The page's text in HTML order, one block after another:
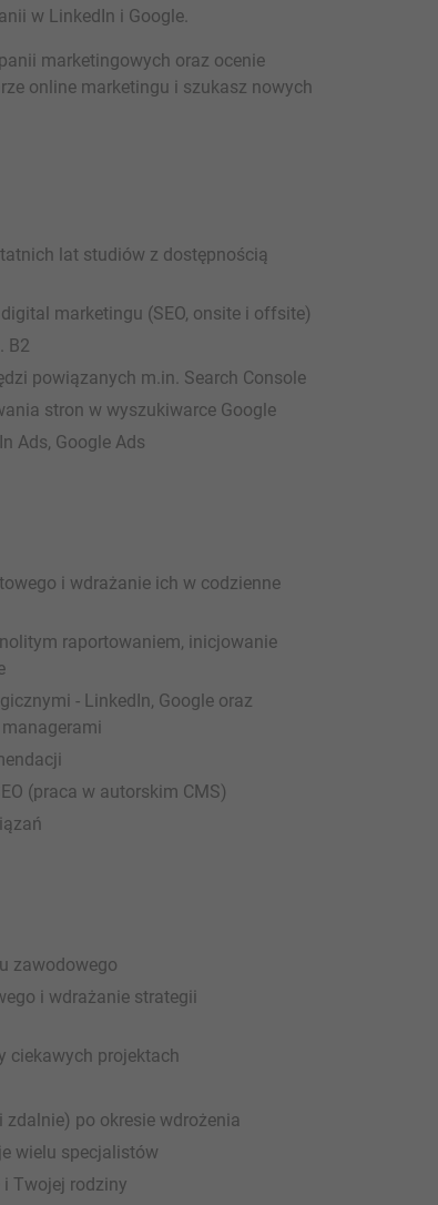
w LinkedIn i Google.
marketingowych oraz ocenie
online marketingu i szukasz nowych
lat studiów z dostępnością
marketingu (SEO, onsite i offsite)
B2
powiązanych m.in. Search Console
stron w wyszukiwarce Google
Ads, Google Ads
i wdrażanie ich w codzienne
raportowaniem, inicjowanie
- LinkedIn, Google oraz
(praca w autorskim CMS)
zawodowego
i wdrażanie strategii
ciekawych projektach
po okresie wdrożenia
wielu specjalistów
Twojej rodziny